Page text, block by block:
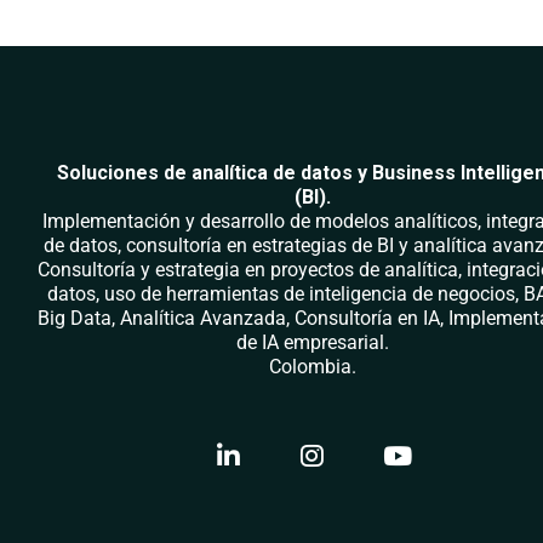
Soluciones de analítica de datos y Business
(BI).
Implementación y desarrollo de modelos analíticos,
de datos, consultoría en estrategias de BI y analítica
Consultoría y estrategia en proyectos de analítica,
datos, uso de herramientas de inteligencia de negocios,
Big Data, Analítica Avanzada, Consultoría en IA,
de IA empresarial.
Colombia.